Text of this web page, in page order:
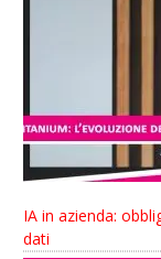
IA in azienda:
dati